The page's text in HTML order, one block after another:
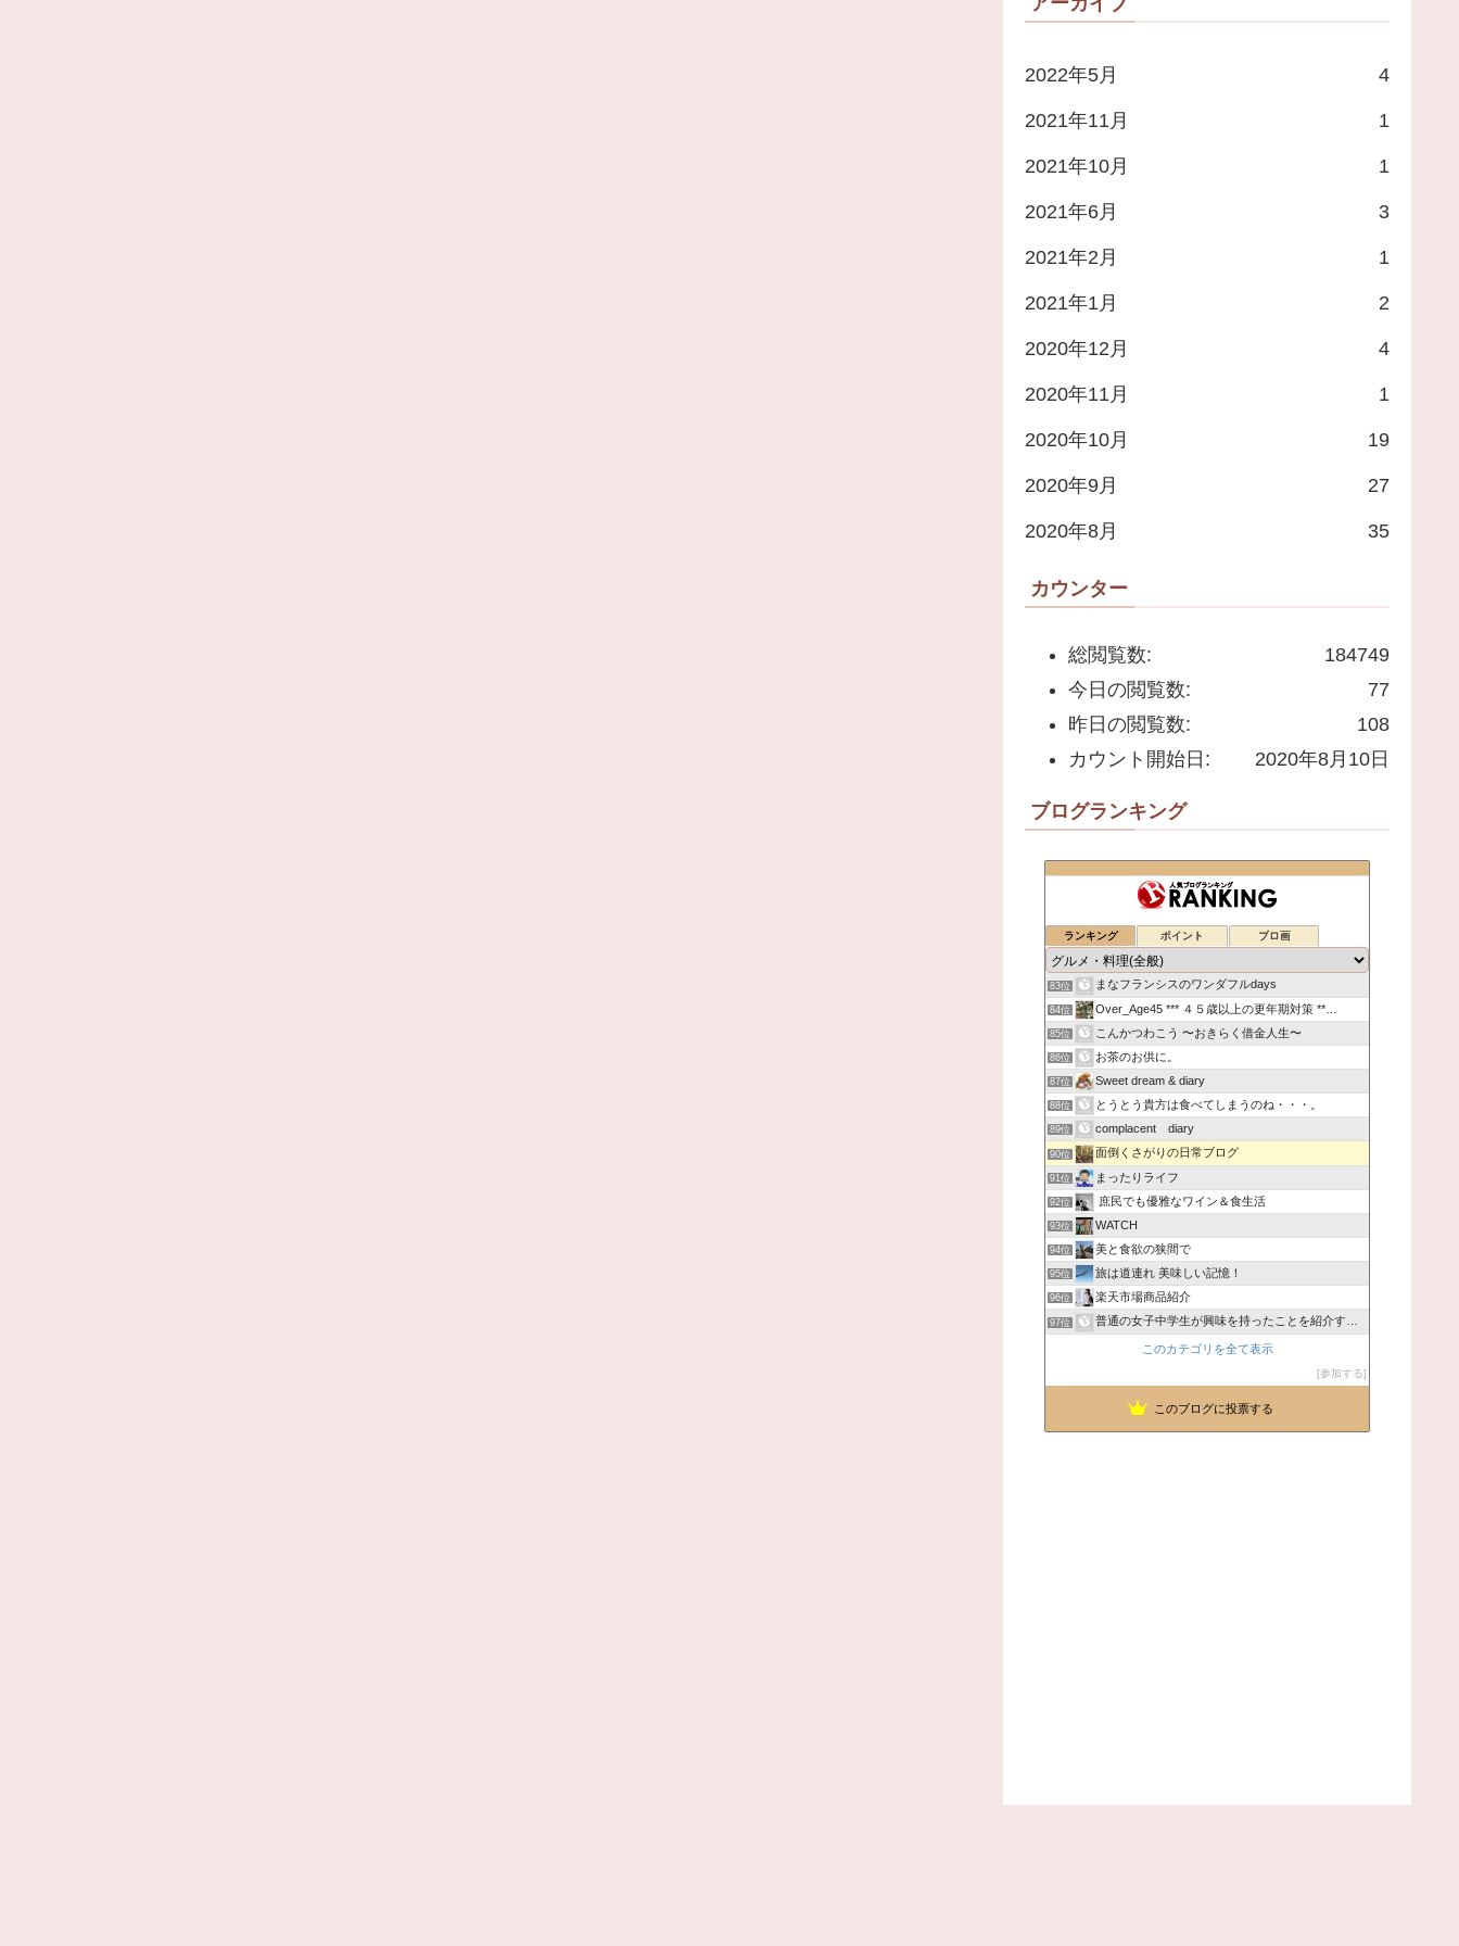
2022年5月 4
2021年11月 1
2021年10月 1
2021年6月 3
2021年2月 1
2021年1月 2
2020年12月 4
2020年11月 1
2020年10月 19
2020年9月 27
2020年8月 35
カウンター
184749
総閲覧数:
77
今日の閲覧数:
108
昨日の閲覧数:
2020年8月10日
カウント開始日:
ブログランキング
ランキング ポイント ブロ画
83位 まなフランシスのワンダフルdays
84位 Over_Age45 *** ４５歳以上の更年期対策 **…
85位 こんかつわこう 〜おきらく借金人生〜
86位 お茶のお供に。
87位 Sweet dream & diary
88位 とうとう貴方は食べてしまうのね・・・。
89位 complacent diary
90位 面倒くさがりの日常ブログ
91位 まったりライフ
92位 庶民でも優雅なワイン＆食生活
93位 WATCH
94位 美と食欲の狭間で
95位 旅は道連れ 美味しい記憶！
96位 楽天市場商品紹介
97位 普通の女子中学生が興味を持ったことを紹介するブログ
このカテゴリを全て表示
参加する
このブログに投票する